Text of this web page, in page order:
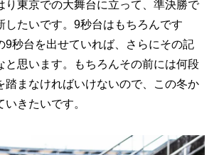
り東京での大舞台に立って、準決勝で
したいです。9秒台はもちろんです
9秒台を出せていれば、さらにその記
と思います。もちろんその前には何段
踏まなければいけないので、この冬か
きたいです。